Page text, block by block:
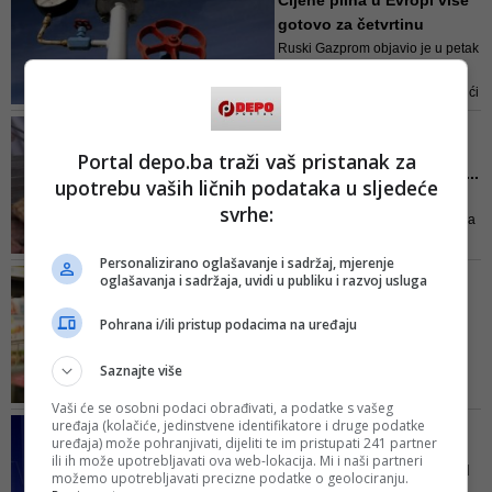
određene probleme
gotovo za četvrtinu
Ruski Gazprom objavio je u petak
Evropu Sjevernim tokom 1 budući
stanici Portovaja u blizini Sankt
Peterburga curi ulje
nikad skuplji: 'Kontrole s...
Kako ističu iz nekih roštiljnica u
gradu, trenutno su cijene veće za
ćevabdžinice koje nisu još
poskupjele tvrde da će do toga
INSAJDERSKE TAJNE
savjetuju: 13
novca u trgovini mješovitom
robom, i to od prema
zaposlenicima koji znaju sve
insajderske tajne trgovina
FARUK HADŽIĆ, EKONOMSKI
ANALITIČAR
'Struku brine da bi već od
Portal depo.ba traži vaš pristanak za
upotrebu vaših ličnih podataka u sljedeće
svrhe:
Personalizirano oglašavanje i sadržaj, mjerenje
oglašavanja i sadržaja, uvidi u publiku i razvoj usluga
Pohrana i/ili pristup podacima na uređaju
Saznajte više
Vaši će se osobni podaci obrađivati, a podatke s vašeg
uređaja (kolačiće, jedinstvene identifikatore i druge podatke
uređaja) može pohranjivati, dijeliti te im pristupati 241 partner
ili ih može upotrebljavati ova web-lokacija. Mi i naši partneri
možemo upotrebljavati precizne podatke o geolociranju.